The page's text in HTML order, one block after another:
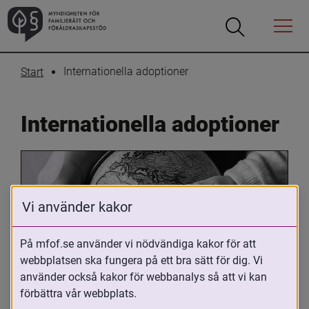
Öppna
Öppna
Menyn
Start Internationella adoptioner
Internationella adoptioner
Oavsett om du är adopterad,
adoptivförälder eller arbetar med
Vi använder kakor
På mfof.se använder vi nödvändiga kakor för att
webbplatsen ska fungera på ett bra sätt för dig. Vi
använder också kakor för webbanalys så att vi kan
förbättra vår webbplats.